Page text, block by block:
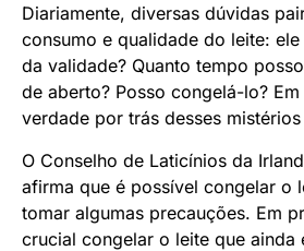
Diariamente, diversas dúvidas
consumo e qualidade do leite:
da validade? Quanto tempo
de aberto? Posso congelá-lo?
verdade por trás desses
O Conselho de Laticínios da
afirma que é possível congelar o
tomar algumas precauções. Em
crucial congelar o leite que ainda